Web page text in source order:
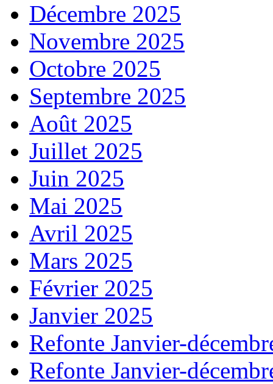
Décembre 2025
Novembre 2025
Octobre 2025
Septembre 2025
Août 2025
Juillet 2025
Juin 2025
Mai 2025
Avril 2025
Mars 2025
Février 2025
Janvier 2025
Refonte Janvier-
Refonte Janvier-